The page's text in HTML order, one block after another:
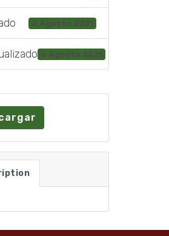
6 Agosto 2021
6 Agosto 2021